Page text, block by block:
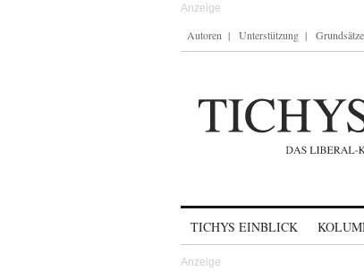
Autoren Unterstützung Grundsätze
TICHYS EINBLICK